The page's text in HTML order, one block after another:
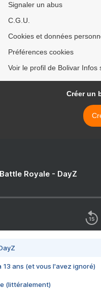
Signaler un abus
C.G.U.
Cookies et données
Préférences cookies
Voir le profil de Bolivar Infos
Créer un
Royale - DayZ
13 ans (et vous l'avez ignoré)
(littéralement)